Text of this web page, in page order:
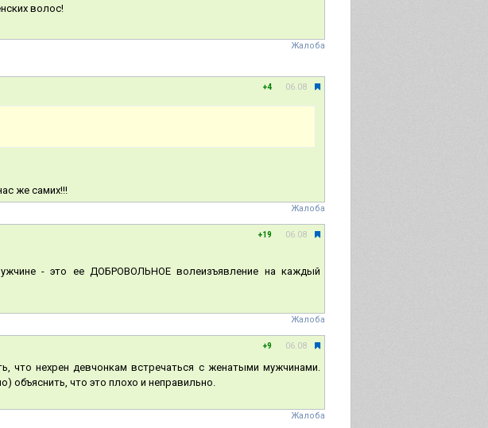
волос!
Жалоба
06.08
+4
же самих!!!
Жалоба
06.08
+19
- это ее ДОБРОВОЛЬНОЕ волеизъявление на каждый
Жалоба
06.08
+9
что нехрен девчонкам встречаться с женатыми мужчинами.
объяснить, что это плохо и неправильно.
Жалоба